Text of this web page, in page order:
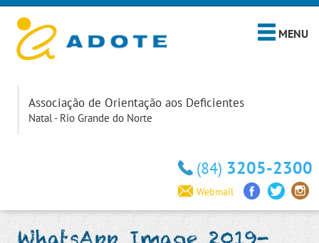
MENU
Associação de Orientação aos Deficientes
Natal - Rio Grande do Norte
(84) 3205-2300
Webmail